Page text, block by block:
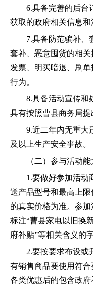
6.具备完善的后台
获取的政府相关信息和
7.具备防范骗补、
套补、恶意囤货的相
发票、明买暗退、刷
行为。
8.具备活动宣传和
具有按照曹县商务局提
9.近二年内无重大
及以上生产安全事故。
（二） 参与活动能
1.要做好参加活动
送产品型号和最高上
的真实价格为准。参
标注“曹县家电以旧换
府补贴”等相关含义的字
2.要按要求布设或
有销售商品要使用符
各类优惠后的包含政府